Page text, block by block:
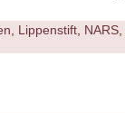
, Lippenstift, NARS,